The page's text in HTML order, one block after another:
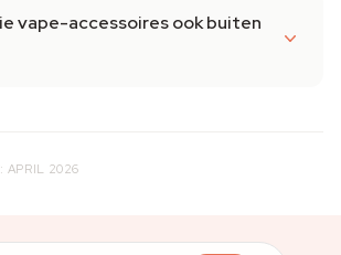
vape-accessoires ook buiten
APRIL 2026